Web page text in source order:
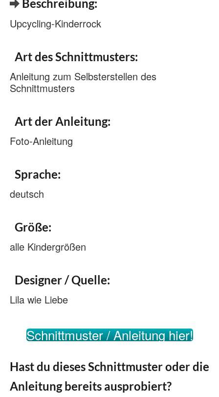
Beschreibung:
Upcycling-Kinderrock
Art des Schnittmusters:
Anleitung zum Selbsterstellen des
Schnittmusters
Art der Anleitung:
Foto-Anleitung
Sprache:
deutsch
Größe:
alle Kindergrößen
Designer / Quelle:
Lila wie Liebe
Schnittmuster / Anleitung hier!
Hast du dieses Schnittmuster oder die
Anleitung bereits ausprobiert?